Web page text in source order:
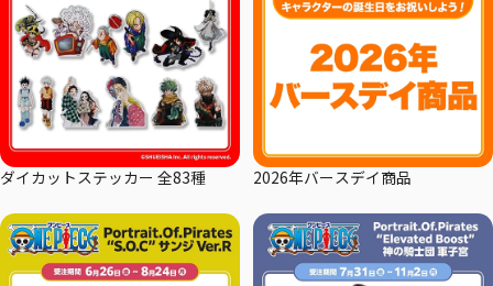
ダイカットステッカー 全83種 2026年バースデイ商品